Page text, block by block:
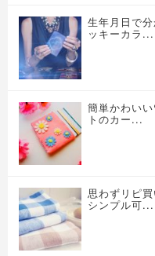
生年月日で
ッキーカラ...
簡単かわい
トのカー...
思わずリピ
シンプル可...